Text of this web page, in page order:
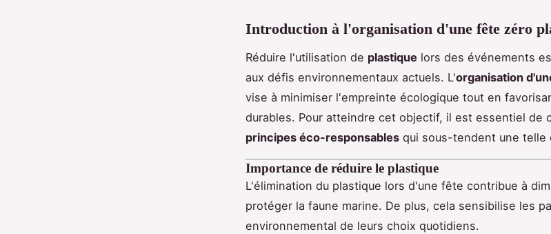
Introduction à l'organisation d'une fête zéro
Réduire l'utilisation de plastique lors des événements
aux défis environnementaux actuels. L'organisation
vise à minimiser l'empreinte écologique tout en
durables. Pour atteindre cet objectif, il est essentiel de
principes éco-responsables qui sous-tendent une telle
Importance de réduire le plastique
L'élimination du plastique lors d'une fête contribue à
protéger la faune marine. De plus, cela sensibilise les
environnemental de leurs choix quotidiens.